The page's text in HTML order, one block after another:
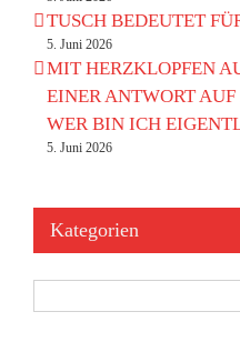
TUSCH BEDEUTET
5. Juni 2026
MIT HERZKLOPFEN
EINER ANTWORT AUF
WER BIN ICH
5. Juni 2026
Kategorien